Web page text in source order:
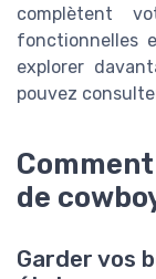
complètent
fonctionnelles
explorer
pouvez
de
Garder vos